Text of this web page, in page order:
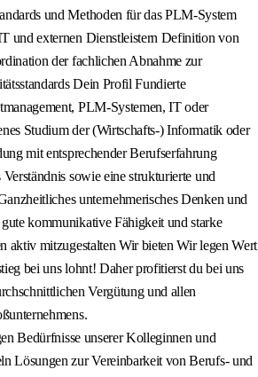
und Methoden für das PLM-System
und externen Dienstleistern Definition von
der fachlichen Abnahme zur
Dein Profil Fundierte
PLM-Systemen, IT oder
Studium der (Wirtschafts-) Informatik oder
mit entsprechender Berufserfahrung
sowie eine strukturierte und
unternehmerisches Denken und
kommunikative Fähigkeit und starke
aktiv mitzugestalten Wir bieten Wir legen Wert
bei uns lohnt! Daher profitierst du bei uns
Vergütung und allen
Bedürfnisse unserer Kolleginnen und
Lösungen zur Vereinbarkeit von Berufs- und